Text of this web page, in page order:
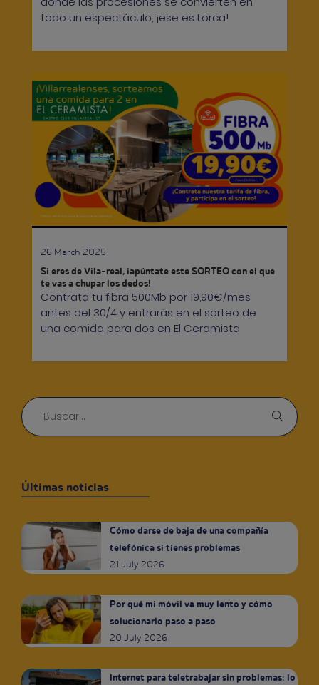
todo un espectáculo, ¡ese es Lorca!
26 March 2025
Si eres de Vila-real, ¡apúntate este SORTEO con el que
te vas a chupar los dedos!
Contrata tu fibra 500Mb por 19,90€/mes
antes del 30/4 y entrarás en el sorteo de
una comida para dos en El Ceramista
Últimas noticias
Cómo darse de baja de una compañía
telefónica si tienes problemas
21 July 2026
Por qué mi móvil va muy lento y cómo
solucionarlo paso a paso
20 July 2026
Internet para teletrabajar sin problemas: lo